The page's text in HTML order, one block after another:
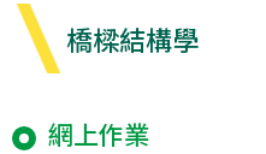
橋樑結構學
網上作業